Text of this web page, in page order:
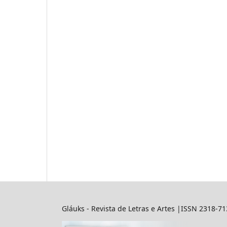
Gláuks - Revista de Letras e Artes |ISSN 2318-